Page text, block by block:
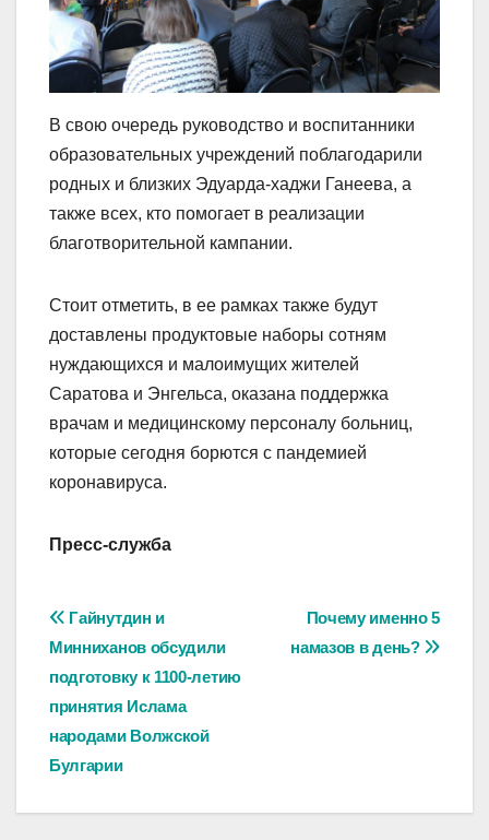
В свою очередь руководство и воспитанники
образовательных учреждений поблагодарили
родных и близких Эдуарда-хаджи Ганеева, а
также всех, кто помогает в реализации
благотворительной кампании.
Стоит отметить, в ее рамках также будут
доставлены продуктовые наборы сотням
нуждающихся и малоимущих жителей
Саратова и Энгельса, оказана поддержка
врачам и медицинскому персоналу больниц,
которые сегодня борются с пандемией
коронавируса.
Пресс-служба
Навигация
по
записям
Почему именно 5
намазов в день?
Гайнутдин и
Минниханов обсудили
подготовку к 1100-летию
принятия Ислама
народами Волжской
Булгарии